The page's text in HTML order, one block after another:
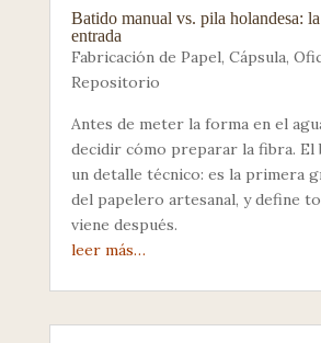
Batido manual vs. pila holandesa:
entrada
Fabricación de Papel, Cápsula,
Repositorio
Antes de meter la forma en el
decidir cómo preparar la fibra. El
un detalle técnico: es la primera
del papelero artesanal, y define
viene después.
leer más…